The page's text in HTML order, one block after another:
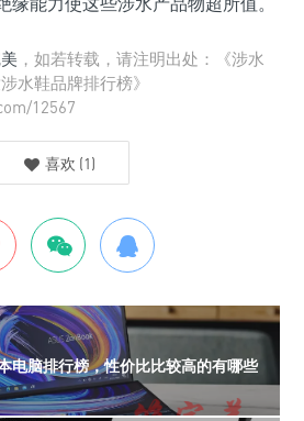
，如若转载，请注明出处：《涉水
水鞋品牌排行榜》
12567
喜欢 (1)
电脑排行榜，性价比比较高的有哪些